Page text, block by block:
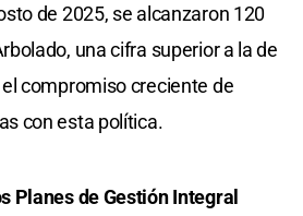
de 2025, se alcanzaron 120
una cifra superior a la de
compromiso creciente de
con esta política.
Planes de Gestión Integral